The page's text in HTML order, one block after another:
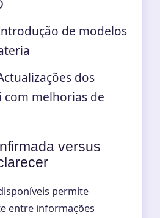
de modelos
dos
com melhorias de
versus
permite
entre informações